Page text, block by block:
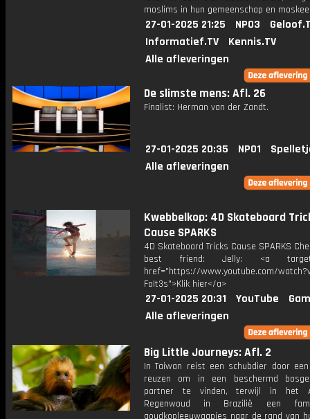
moslims in hun gemeenschap en
27-01-2025 21:25 NPO3
Informatief.TV
Kennis.TV
Alle afleveringen
De slimste mens: Afl. 26
Finalist: Herman van der Zandt.
27-01-2025 20:35 NPO1
Alle afleveringen
Kwebbelkop: 4D Skateboard
Cause SPARKS
4D Skateboard Tricks Cause SPARKS
best friend: Jelly: <a
href="https://www.youtube.com/
FoIt3s">Klik hier</a>
27-01-2025 20:31 YouTube
Alle afleveringen
Big Little Journeys: Afl. 2
In Taiwan reist een schubdier door
reuzen om in een beschermd
partner te vinden, terwijl in het
Regenwoud in Brazilië een
goudkopleeuwaapjes naar de rand van